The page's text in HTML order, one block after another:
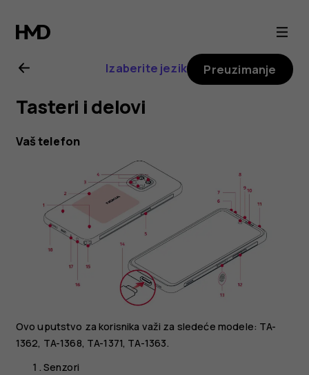
Nokia
XR20
uputstvo
za
korisnike
Izaberite jezik Preuzimanje
Tasteri i delovi
Vaš telefon
Ovo uputstvo za korisnika važi za sledeće modele: TA-
1362, TA-1368, TA-1371, TA-1363.
Senzori